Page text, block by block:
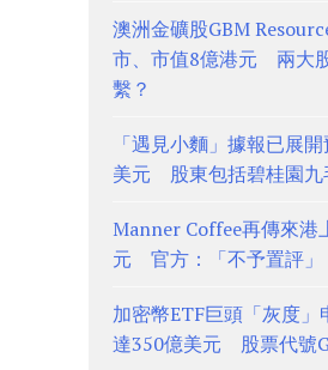
澳洲金礦股GBM
市、市值8億港元 兩大
繫？
「遇見小麵」據報已展
美元 股東包括碧桂園九
Manner Coffee再傳來港
元 官方：「不予置評」
加密幣ETF巨頭「灰度
達350億美元 股票代號